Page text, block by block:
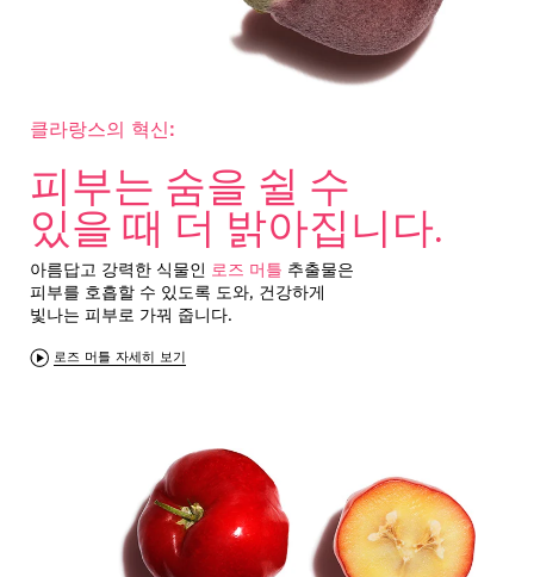
클라랑스의 혁신:
피부는 숨을 쉴 수
있을 때 더 밝아집니다.
아름답고 강력한 식물인 로즈 머틀 추출물은
피부를 호흡할 수 있도록 도와, 건강하게
빛나는 피부로 가꿔 줍니다.
로즈 머틀 자세히 보기